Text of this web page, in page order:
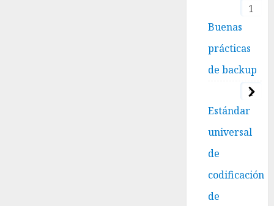
1
Buenas
prácticas
de backup
1
Estándar
universal
de
codificación
de